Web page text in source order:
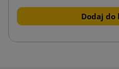
Dodaj do